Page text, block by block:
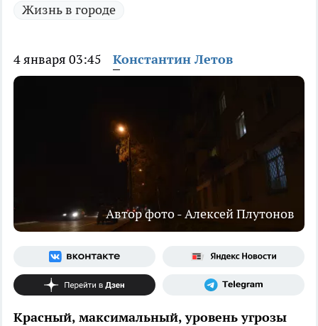
Жизнь в городе
4 января 03:45 Константин Летов
Автор фото - Алексей Плутонов
Красный, максимальный, уровень угрозы